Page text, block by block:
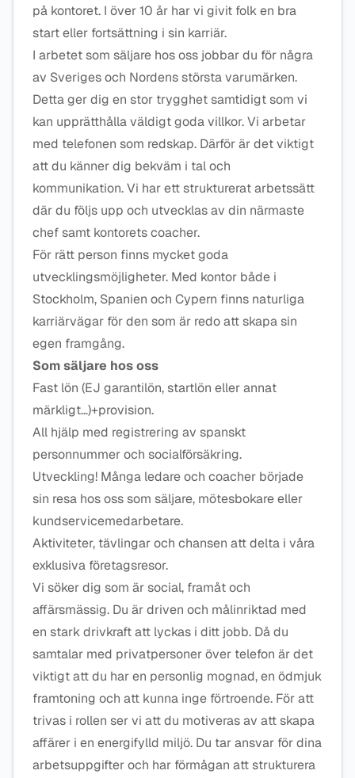
på kontoret. I över 10 år har vi givit folk en bra
start eller fortsättning i sin karriär.
I arbetet som säljare hos oss jobbar du för några
av Sveriges och Nordens största varumärken.
Detta ger dig en stor trygghet samtidigt som vi
kan upprätthålla väldigt goda villkor. Vi arbetar
med telefonen som redskap. Därför är det viktigt
att du känner dig bekväm i tal och
kommunikation. Vi har ett strukturerat arbetssätt
där du följs upp och utvecklas av din närmaste
chef samt kontorets coacher.
För rätt person finns mycket goda
utvecklingsmöjligheter. Med kontor både i
Stockholm, Spanien och Cypern finns naturliga
karriärvägar för den som är redo att skapa sin
egen framgång.
Som säljare hos oss
Fast lön (EJ garantilön, startlön eller annat
märkligt…)+provision.
All hjälp med registrering av spanskt
personnummer och socialförsäkring.
Utveckling! Många ledare och coacher började
sin resa hos oss som säljare, mötesbokare eller
kundservicemedarbetare.
Aktiviteter, tävlingar och chansen att delta i våra
exklusiva företagsresor.
Vi söker dig som är social, framåt och
affärsmässig. Du är driven och målinriktad med
en stark drivkraft att lyckas i ditt jobb. Då du
samtalar med privatpersoner över telefon är det
viktigt att du har en personlig mognad, en ödmjuk
framtoning och att kunna inge förtroende. För att
trivas i rollen ser vi att du motiveras av att skapa
affärer i en energifylld miljö. Du tar ansvar för dina
arbetsuppgifter och har förmågan att strukturera